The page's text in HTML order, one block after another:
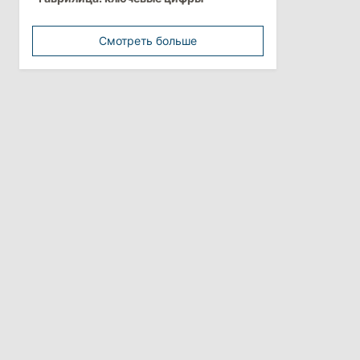
минимальной зарплатой
Политика
Анна Ревенко уходит с поста главы
Смотреть больше